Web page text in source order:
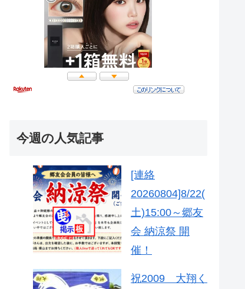
今週の人気記事
[連絡
20260804]8/22(
土)15:00～郷友
会 納涼祭 開
催！
祝2009 大翔く